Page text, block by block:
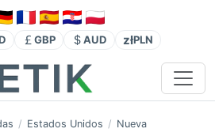
GBP AUD złPLN
/ Estados Unidos / Nueva